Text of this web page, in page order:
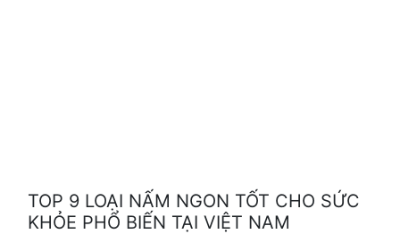
TOP 9 LOẠI NẤM NGON TỐT CHO SỨC
KHỎE PHỔ BIẾN TẠI VIỆT NAM